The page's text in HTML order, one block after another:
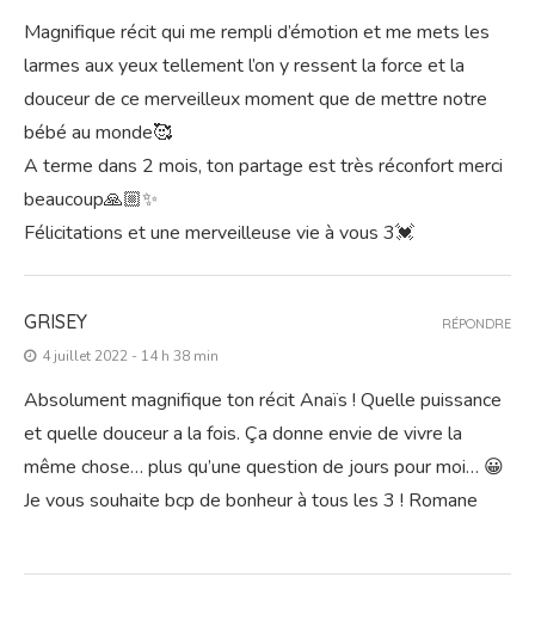
2 COMMENTAIRES
MACASCHA FLOAD
11 juillet 2022 - 17 h 18 min
Magnifique récit qui me rempli d’émotion et me mets les
larmes aux yeux tellement l’on y ressent la force et la
A terme dans 2 mois, ton partage est très réconfort merci
beaucoup🙏🏼✨
Félicitations et une merveilleuse vie à vous 3💓
GRISEY
Absolument magnifique ton récit Anaïs ! Quelle puissance